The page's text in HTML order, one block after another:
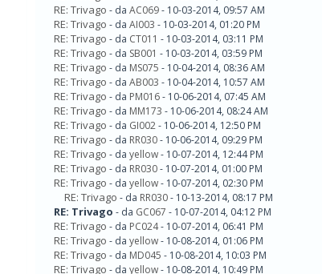
RE: Trivago - da AC069- 10-03-2014, 09:57 AM
RE: Trivago - da AI003 - 10-03-2014, 01:20 PM
RE: Trivago - da CT011 - 10-03-2014, 03:11 PM
RE: Trivago - da SB001 - 10-03-2014, 03:59 PM
RE: Trivago - da MS075 - 10-04-2014, 08:36 AM
RE: Trivago - da AB003 - 10-04-2014, 10:57 AM
RE: Trivago - da PM016- 10-06-2014, 07:45 AM
RE: Trivago - da MM173 - 10-06-2014, 08:24 AM
RE: Trivago - da GI002- 10-06-2014, 12:50 PM
RE: Trivago - da RR030- 10-06-2014, 09:29 PM
RE: Trivago - da yellow- 10-07-2014, 12:44 PM
RE: Trivago - da RR030- 10-07-2014, 01:00 PM
RE: Trivago - da yellow- 10-07-2014, 02:30 PM
RE: Trivago - da RR030- 10-13-2014, 08:17 PM
RE: Trivago - da GC067 - 10-07-2014, 04:12 PM
RE: Trivago - da PC024- 10-07-2014, 06:41 PM
RE: Trivago - da yellow- 10-08-2014, 01:06 PM
RE: Trivago - da MD045 - 10-08-2014, 10:03 PM
RE: Trivago - da yellow- 10-08-2014, 10:49 PM